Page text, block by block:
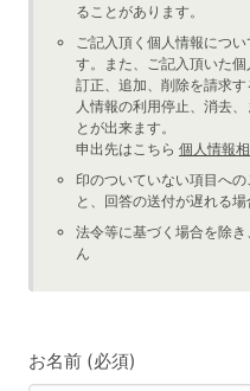
ることがあります。
ご記入頂く個人情報につ
す。また、ご記入頂いた
訂正、追加、削除を請求
人情報の利用停止、消去
とが出来ます。
申出先はこちら 個人情報
印のついていない項目へ
と、回答の送付が遅れる場
法令等に基づく場合を除
ん
お名前 (必須)